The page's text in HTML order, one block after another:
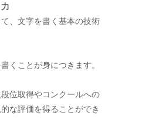
、文字を書く基本の技術
くことが身につきます。
位取得やコンクールへの
な評価を得ることができ